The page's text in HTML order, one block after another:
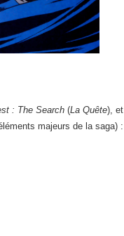
: The Search (La Quête),
majeurs de la saga) :